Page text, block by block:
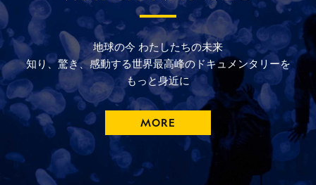
地球の今 わたしたちの未来
知り、驚き、感動する世界最高峰のドキュメンタリーを
もっと身近に
MORE